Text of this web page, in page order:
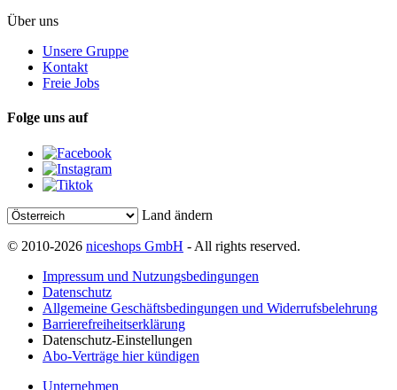
Über uns
Unsere Gruppe
Kontakt
Freie Jobs
Folge uns auf
Land ändern
© 2010-2026 niceshops GmbH - All rights reserved.
Impressum und Nutzungsbedingungen
Datenschutz
Allgemeine Geschäftsbedingungen und Widerrufsbelehrung
Barrierefreiheitserklärung
Datenschutz-Einstellungen
Abo-Verträge hier kündigen
Unternehmen